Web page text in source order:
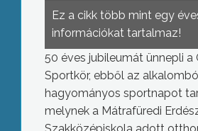
Ez a cikk több mint egy
információkat tartalmaz!
50 éves jubileumát ünnepli a
Sportkör, ebből az
hagyományos sportnapot
melynek a Mátrafüredi